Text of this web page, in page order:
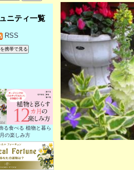
ニティ一覧
RSS
る食べる 植物と暮ら
の楽しみ方